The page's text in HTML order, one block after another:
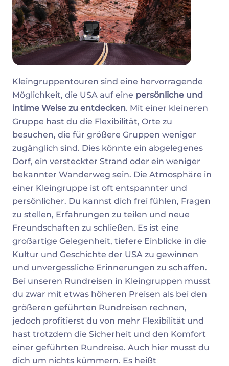
Kleingruppentouren sind eine hervorragende
Möglichkeit, die USA auf eine persönliche und
intime Weise zu entdecken. Mit einer kleineren
Gruppe hast du die Flexibilität, Orte zu
besuchen, die für größere Gruppen weniger
zugänglich sind. Dies könnte ein abgelegenes
Dorf, ein versteckter Strand oder ein weniger
bekannter Wanderweg sein. Die Atmosphäre in
einer Kleingruppe ist oft entspannter und
persönlicher. Du kannst dich frei fühlen, Fragen
zu stellen, Erfahrungen zu teilen und neue
Freundschaften zu schließen. Es ist eine
großartige Gelegenheit, tiefere Einblicke in die
Kultur und Geschichte der USA zu gewinnen
und unvergessliche Erinnerungen zu schaffen.
Bei unseren Rundreisen in Kleingruppen musst
du zwar mit etwas höheren Preisen als bei den
größeren geführten Rundreisen rechnen,
jedoch profitierst du von mehr Flexibilität und
hast trotzdem die Sicherheit und den Komfort
einer geführten Rundreise. Auch hier musst du
dich um nichts kümmern. Es heißt